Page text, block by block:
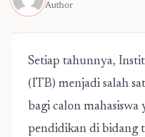
Author
Setiap tahunnya,
(ITB) menjadi salah
bagi calon
pendidikan di bidang